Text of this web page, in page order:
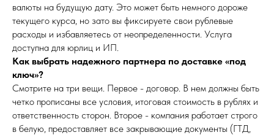
валюты на будущую дату. Это может быть немного дороже
текущего курса, но зато вы фиксируете свои рублевые
расходы и избавляетесь от неопределенности. Услуга
доступна для юрлиц и ИП.
Как выбрать надежного партнера по доставке «под
ключ»?
Смотрите на три вещи. Первое - договор. В нем должны быть
четко прописаны все условия, итоговая стоимость в рублях и
ответственность сторон. Второе - компания работает строго
в белую, предоставляет все закрывающие документы (ГТД,